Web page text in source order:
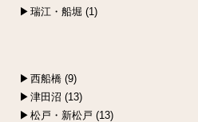
瑞江・船堀 (1)
西船橋 (9)
津田沼 (13)
松戸・新松戸 (13)